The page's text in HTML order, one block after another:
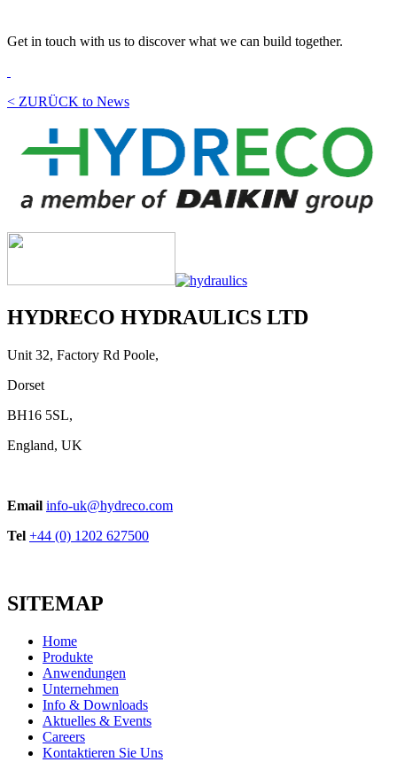
Get in touch with us to discover what we can build together.
< ZURÜCK to News
HYDRECO HYDRAULICS LTD
Unit 32, Factory Rd Poole,
Dorset
BH16 5SL,
England, UK
Email info-uk@hydreco.com
Tel +44 (0) 1202 627500
SITEMAP
Home
Produkte
Anwendungen
Unternehmen
Info & Downloads
Aktuelles & Events
Careers
Kontaktieren Sie Uns